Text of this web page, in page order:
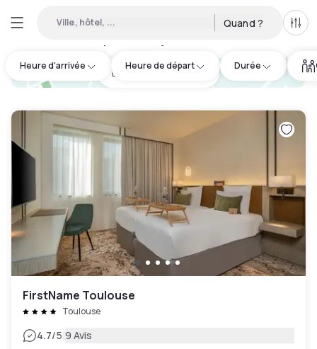
Ville, hôtel, ... Quand ?
Heure d'arrivée Heure de départ Durée
hotel.cta.view_map
FirstName Toulouse
Toulouse
4.7/5|9 Avis